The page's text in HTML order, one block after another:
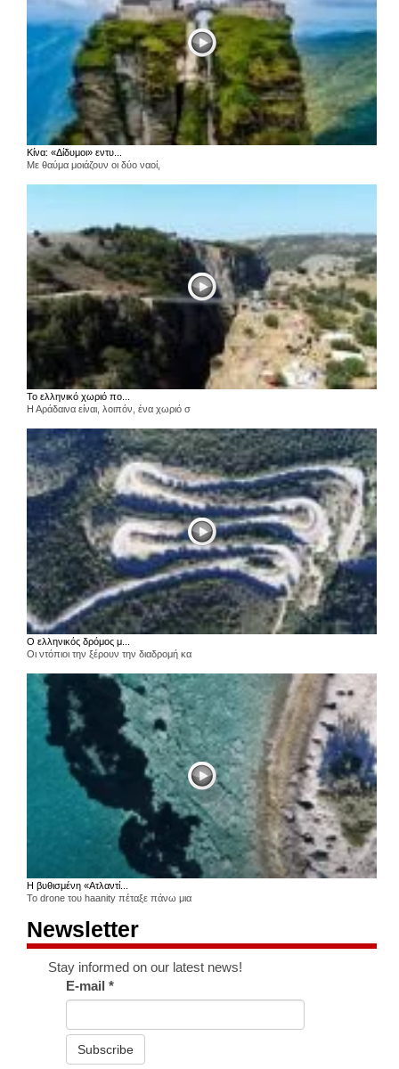
Κίνα: «Δίδυμοι» εντυ...
Με θαύμα μοιάζουν οι δύο ναοί,
Το ελληνικό χωριό πο...
Η Αράδαινα είναι, λοιπόν, ένα χωριό σ
Ο ελληνικός δρόμος μ...
Οι ντόπιοι την ξέρουν την διαδρομή κα
Η βυθισμένη «Ατλαντί...
Το drone του haanity πέταξε πάνω μια
Newsletter
Stay informed on our latest news!
E-mail*
Subscribe